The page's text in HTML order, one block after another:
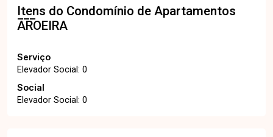
Itens do Condomínio de Apartamentos
AROEIRA
Serviço
Elevador Social: 0
Social
Elevador Social: 0